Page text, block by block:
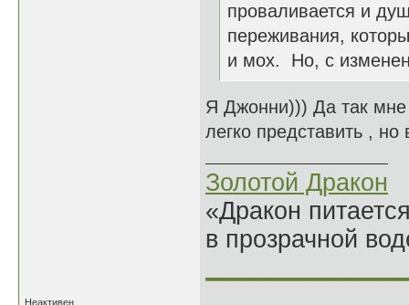
проваливается и
переживания,
и мох. Но, с
Я Джонни))) Да так мне
легко представить ,
Золотой Дракон
«Дракон
в прозрачной
Неактивен